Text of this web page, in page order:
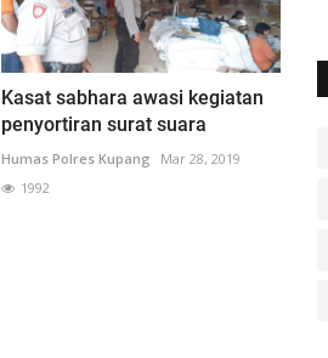
Kasat sabhara awasi kegiatan
penyortiran surat suara
Humas Polres Kupang
Mar 28, 2019
1992